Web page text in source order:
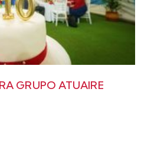
GRUPO ATUAIRE